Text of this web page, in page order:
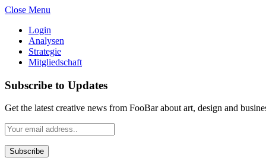
Close Menu
Login
Analysen
Strategie
Mitgliedschaft
Subscribe to Updates
Get the latest creative news from FooBar about art, design and